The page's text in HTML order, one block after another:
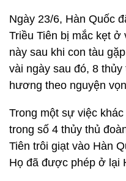
Ngày 23/6, Hàn Quốc
Triều Tiên bị mắc kẹt
này sau khi con tàu
vài ngày sau đó, 8
hương theo nguyện
Trong một sự việc
trong số 4 thủy thủ
Tiên trôi giạt vào Hàn
Họ đã được phép ở lại